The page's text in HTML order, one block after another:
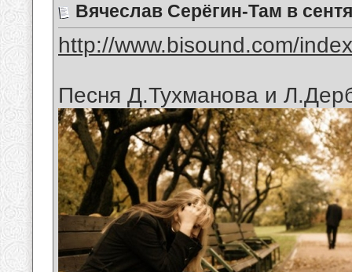
Вячеслав Серёгин-Там в
http://www.bisound.com/
Песня Д.Тухманова и